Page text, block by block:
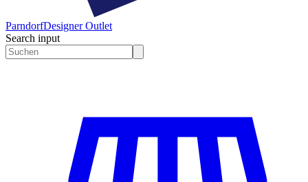
ParndorfDesigner Outlet
Search input